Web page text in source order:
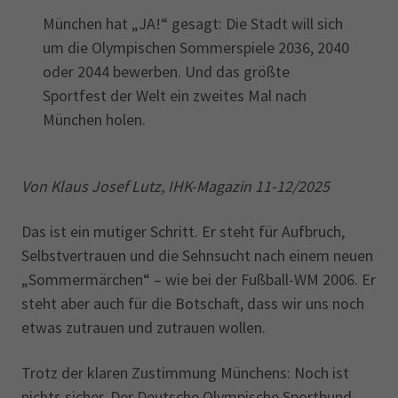
München hat „JA!“ gesagt: Die Stadt will sich
um die Olympischen Sommerspiele 2036, 2040
oder 2044 bewerben. Und das größte
Sportfest der Welt ein zweites Mal nach
München holen.
Von Klaus Josef Lutz, IHK-Magazin 11-12/2025
Das ist ein mutiger Schritt. Er steht für Aufbruch,
Selbstvertrauen und die Sehnsucht nach einem neuen
„Sommermärchen“ – wie bei der Fußball-WM 2006. Er
steht aber auch für die Botschaft, dass wir uns noch
etwas zutrauen und zutrauen wollen.
Trotz der klaren Zustimmung Münchens: Noch ist